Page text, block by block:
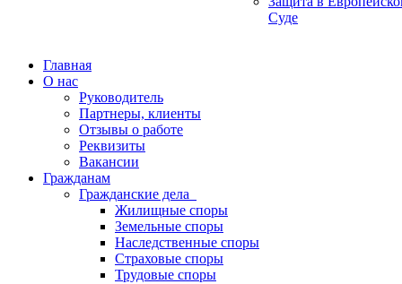
Суде
Главная
О нас
Руководитель
Партнеры, клиенты
Отзывы о работе
Реквизиты
Вакансии
Гражданам
Гражданские дела
Жилищные споры
Земельные споры
Наследственные споры
Страховые споры
Трудовые споры